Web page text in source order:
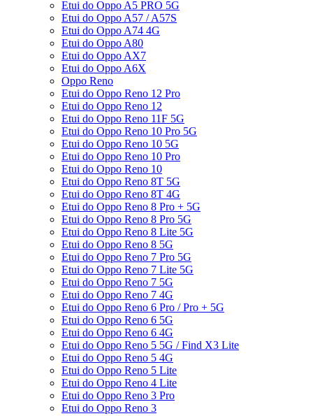
Etui do Oppo A5 PRO 5G
Etui do Oppo A57 / A57S
Etui do Oppo A74 4G
Etui do Oppo A80
Etui do Oppo AX7
Etui do Oppo A6X
Oppo Reno
Etui do Oppo Reno 12 Pro
Etui do Oppo Reno 12
Etui do Oppo Reno 11F 5G
Etui do Oppo Reno 10 Pro 5G
Etui do Oppo Reno 10 5G
Etui do Oppo Reno 10 Pro
Etui do Oppo Reno 10
Etui do Oppo Reno 8T 5G
Etui do Oppo Reno 8T 4G
Etui do Oppo Reno 8 Pro + 5G
Etui do Oppo Reno 8 Pro 5G
Etui do Oppo Reno 8 Lite 5G
Etui do Oppo Reno 8 5G
Etui do Oppo Reno 7 Pro 5G
Etui do Oppo Reno 7 Lite 5G
Etui do Oppo Reno 7 5G
Etui do Oppo Reno 7 4G
Etui do Oppo Reno 6 Pro / Pro + 5G
Etui do Oppo Reno 6 5G
Etui do Oppo Reno 6 4G
Etui do Oppo Reno 5 5G / Find X3 Lite
Etui do Oppo Reno 5 4G
Etui do Oppo Reno 5 Lite
Etui do Oppo Reno 4 Lite
Etui do Oppo Reno 3 Pro
Etui do Oppo Reno 3